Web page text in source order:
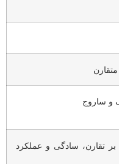
سادگی و عملکرد